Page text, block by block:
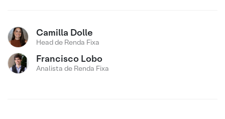
Camilla Dolle
Head de Renda Fixa
Francisco Lobo
Analista de Renda Fixa